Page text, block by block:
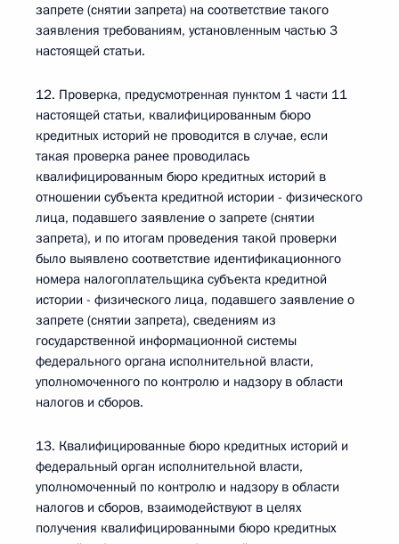
запрете (снятии запрета) на соответствие такого
заявления требованиям, установленным частью 3
настоящей статьи.
12. Проверка, предусмотренная пунктом 1 части 11
настоящей статьи, квалифицированным бюро
кредитных историй не проводится в случае, если
такая проверка ранее проводилась
квалифицированным бюро кредитных историй в
отношении субъекта кредитной истории - физического
лица, подавшего заявление о запрете (снятии
запрета), и по итогам проведения такой проверки
было выявлено соответствие идентификационного
номера налогоплательщика субъекта кредитной
истории - физического лица, подавшего заявление о
запрете (снятии запрета), сведениям из
государственной информационной системы
федерального органа исполнительной власти,
уполномоченного по контролю и надзору в области
налогов и сборов.
13. Квалифицированные бюро кредитных историй и
федеральный орган исполнительной власти,
уполномоченный по контролю и надзору в области
налогов и сборов, взаимодействуют в целях
получения квалифицированными бюро кредитных